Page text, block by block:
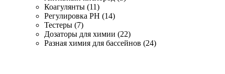
Коагулянты (11)
Регулировка PH (14)
Тестеры (7)
Дозаторы для химии (22)
Разная химия для бассейнов (24)